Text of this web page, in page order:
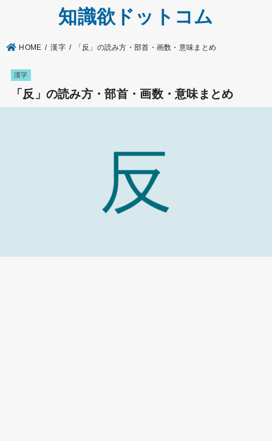
知識欲ドットコム
HOME 漢字 「反」の読み方・部首・画数・意味まとめ
漢字
「反」の読み方・部首・画数・意味まとめ